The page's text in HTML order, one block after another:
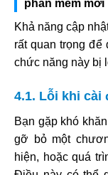
phần mềm mới
Khả năng cập
rất quan trọng để
chức năng này bị
4.1. Lỗi khi
Bạn gặp khó
gỡ bỏ một
hiện, hoặc quá